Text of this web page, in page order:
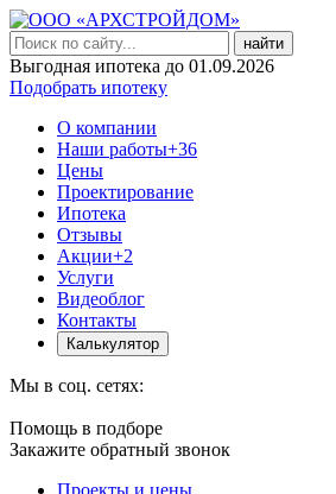
найти
Выгодная ипотека до 01.09.2026
Подобрать ипотеку
О компании
Наши работы+36
Цены
Проектирование
Ипотека
Отзывы
Акции+2
Услуги
Видеоблог
Контакты
Калькулятор
Мы в соц. сетях:
Помощь в подборе
Закажите обратный звонок
Проекты и цены